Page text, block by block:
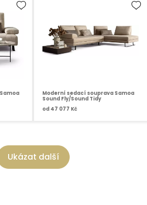
Moderní sedací souprava Samoa
Sound Fly/Sound Tidy
od 47 077 Kč
Ukázat další